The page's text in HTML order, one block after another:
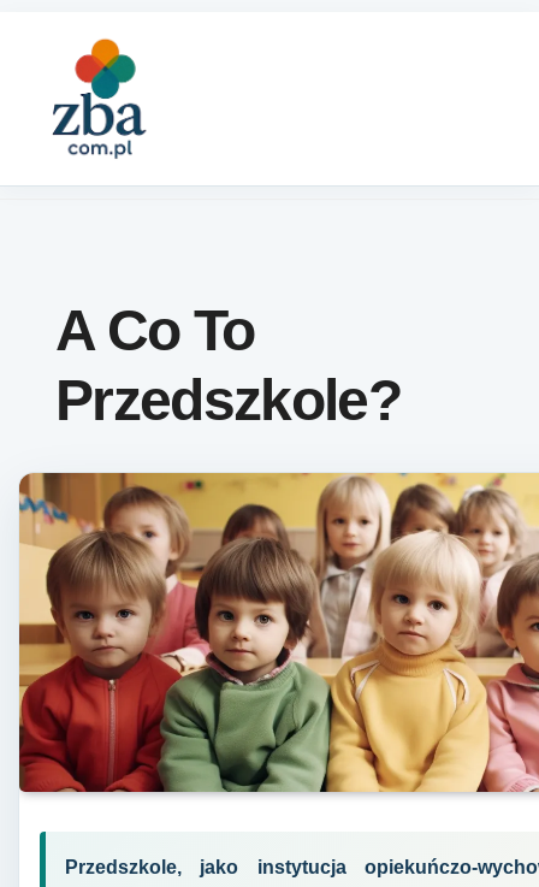
A Co To
Przedszkole?
Przedszkole, jako instytucja opiekuńczo-